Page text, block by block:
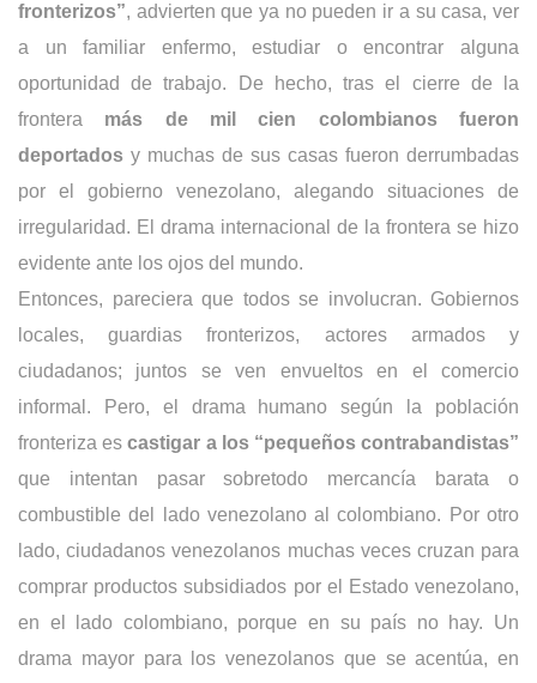
fronterizos”, advierten que ya no pueden ir a su casa, ver
a un familiar enfermo, estudiar o encontrar alguna
oportunidad de trabajo. De hecho, tras el cierre de la
frontera más de mil cien colombianos fueron
deportados y muchas de sus casas fueron derrumbadas
por el gobierno venezolano, alegando situaciones de
irregularidad. El drama internacional de la frontera se hizo
evidente ante los ojos del mundo.
Entonces, pareciera que todos se involucran. Gobiernos
locales, guardias fronterizos, actores armados y
ciudadanos; juntos se ven envueltos en el comercio
informal. Pero, el drama humano según la población
fronteriza escastigar a los “pequeños contrabandistas”
que intentan pasar sobretodo mercancía barata o
combustible del lado venezolano al colombiano. Por otro
lado, ciudadanos venezolanos muchas veces cruzan para
comprar productos subsidiados por el Estado venezolano,
en el lado colombiano, porque en su país no hay. Un
drama mayor para los venezolanos que se acentúa, en